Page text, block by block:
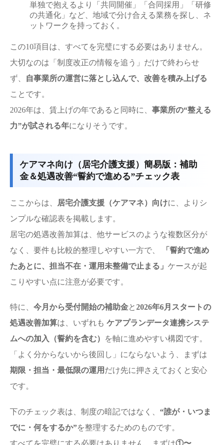
単独で抱えるより「共同開催」「合同採用」「研修
の共通化」など、地域で分け合える業務を探し、ネ
ットワークを持っておく。
この10項目は、すべてを完璧にする必要はありません。
大切なのは「制度改正の情報を追う」だけで終わらせ
ず、
自事業所の運営に落とし込んで、改善を積み上げる
ことです。
2026年は、賃上げの年であると同時に、 事業所の“整える
力”が試される年になりそうです。
ケアマネ向け（居宅介護支援）簡易版：補助
金＆処遇改善“誓約で進める”チェック表
ここからは、 居宅介護支援（ケアマネ）向けに、よりシ
ンプルな確認表を掲載します。
居宅の処遇改善加算は、他サービスのような複数区分が
なく、要件も比較的整理しやすい一方で、
「誓約で進め
たあとに、担当不在・運用未整備で止まる」 ケースが起
こりやすい点に注意が必要です。
特に、 今月から受付開始の補助金と2026年6月スタートの
処遇改善加算は、いずれも ケアプランデータ連携システ
ムへの加入（誓約を含む）
を軸に進めやすい構図です。
「よく分からないから後回し」にならないよう、まずは
期限・担当・最低限の運用 だけ先に押さえておくと安心
です。
下のチェック表は、制度の暗記ではなく、 “誰が・いつま
でに・何をするか”を整理するためのものです。
すべてを完璧にする必要はありません。まずは①〜